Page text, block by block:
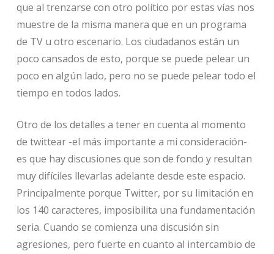
que al trenzarse con otro político por estas vías nos
muestre de la misma manera que en un programa
de TV u otro escenario. Los ciudadanos están un
poco cansados de esto, porque se puede pelear un
poco en algún lado, pero no se puede pelear todo el
tiempo en todos lados.
Otro de los detalles a tener en cuenta al momento
de twittear -el más importante a mi consideración-
es que hay discusiones que son de fondo y resultan
muy difíciles llevarlas adelante desde este espacio.
Principalmente porque Twitter, por su limitación en
los 140 caracteres, imposibilita una fundamentación
seria. Cuando se comienza una discusión sin
agresiones, pero fuerte en cuanto al intercambio de